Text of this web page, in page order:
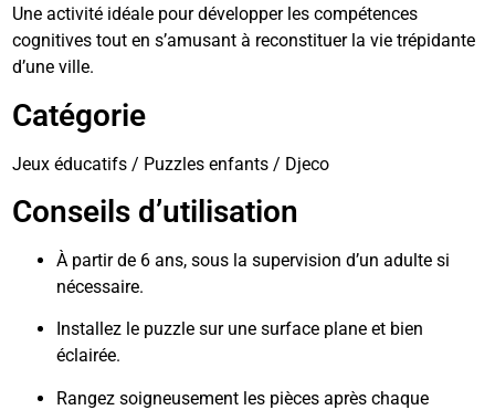
Une activité idéale pour développer les compétences
cognitives tout en s’amusant à reconstituer la vie trépidante
d’une ville.
Catégorie
Jeux éducatifs / Puzzles enfants / Djeco
Conseils d’utilisation
À partir de 6 ans, sous la supervision d’un adulte si
nécessaire.
Installez le puzzle sur une surface plane et bien
éclairée.
Rangez soigneusement les pièces après chaque